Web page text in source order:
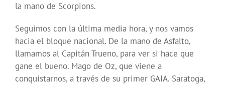
la mano de Scorpions.
Seguimos con la última media hora, y nos vamos
hacia el bloque nacional. De la mano de Asfalto,
llamamos al Capitán Trueno, para ver si hace que
gane el bueno. Mago de Oz, que viene a
conquistarnos, a través de su primer GAIA. Saratoga,